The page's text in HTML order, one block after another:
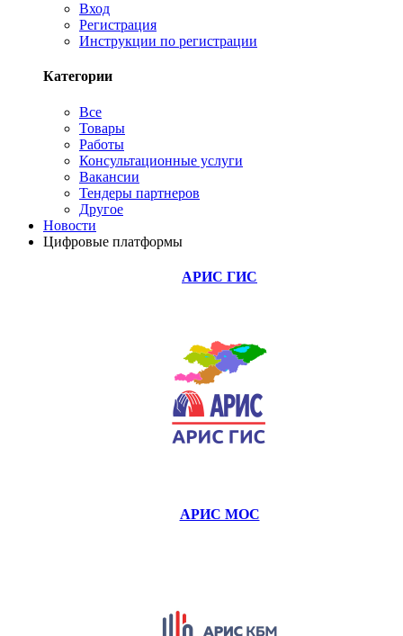
Вход
Регистрация
Инструкции по регистрации
Категории
Все
Товары
Работы
Консультационные услуги
Вакансии
Тендеры партнеров
Другое
Новости
Цифровые платформы
АРИС ГИС
АРИС МОС